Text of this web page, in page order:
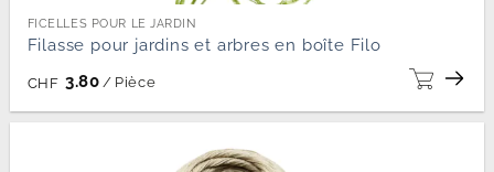
FICELLES POUR LE JARDIN
Filasse pour jardins et arbres en boîte Filo
CHF 3.80 / Pièce